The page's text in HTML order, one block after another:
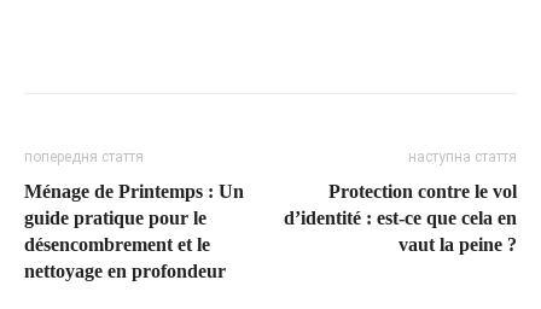
попередня стаття
Ménage de Printemps : Un
guide pratique pour le
désencombrement et le
nettoyage en profondeur
наступна стаття
Protection contre le vol
d’identité : est-ce que cela en
vaut la peine ?